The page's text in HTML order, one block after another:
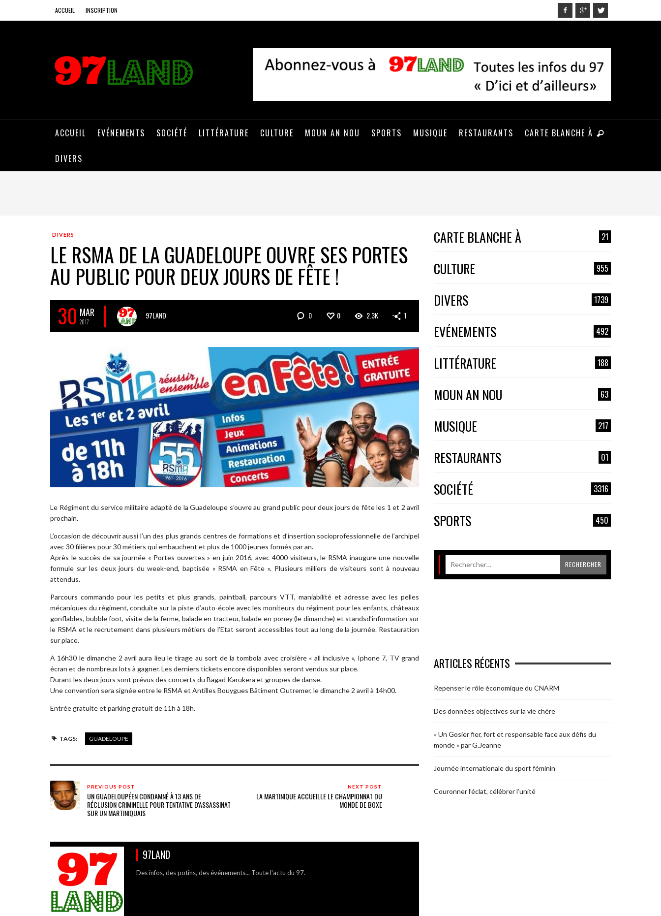
ACCUEIL INSCRIPTION
ACCUEIL EVÉNEMENTS SOCIÉTÉ LITTÉRATURE CULTURE MOUN AN NOU SPORTS MUSIQUE RESTAURANTS CARTE BLANCHE À
DIVERS
DIVERS
LE RSMA DE LA GUADELOUPE OUVRE SES PORTES
AU PUBLIC POUR DEUX JOURS DE FÊTE !
30 MAR
2017
97LAND 0 0 2.3K 1
Le Régiment du service militaire adapté de la Guadeloupe s’ouvre au grand public pour deux jours de fête les 1 et 2 avril
prochain.
L’occasion de découvrir aussi l’un des plus grands centres de formations et d’insertion socioprofessionnelle de l’archipel
avec 30 filières pour 30 métiers qui embauchent et plus de 1000 jeunes formés par an.
Après le succès de sa journée « Portes ouvertes » en juin 2016, avec 4000 visiteurs, le RSMA inaugure une nouvelle
formule sur les deux jours du week-end, baptisée « RSMA en Fête ». Plusieurs milliers de visiteurs sont à nouveau
attendus.
Parcours commando pour les petits et plus grands, paintball, parcours VTT, maniabilité et adresse avec les pelles
mécaniques du régiment, conduite sur la piste d’auto-école avec les moniteurs du régiment pour les enfants, châteaux
gonflables, bubble foot, visite de la ferme, balade en tracteur, balade en poney (le dimanche) et standsd’information sur
le RSMA et le recrutement dans plusieurs métiers de l’Etat seront accessibles tout au long de la journée. Restauration
sur place.
A 16h30 le dimanche 2 avril aura lieu le tirage au sort de la tombola avec croisière « all inclusive », Iphone 7, TV grand
écran et de nombreux lots à gagner. Les derniers tickets encore disponibles seront vendus sur place.
Durant les deux jours sont prévus des concerts du Bagad Karukera et groupes de danse.
Une convention sera signée entre le RSMA et Antilles Bouygues Bâtiment Outremer, le dimanche 2 avril à 14h00.
Entrée gratuite et parking gratuit de 11h à 18h.
TAGS: GUADELOUPE
PREVIOUS POST
UN GUADELOUPÉEN CONDAMNÉ À 13 ANS DE
RÉCLUSION CRIMINELLE POUR TENTATIVE D'ASSASSINAT
SUR UN MARTINIQUAIS
NEXT POST
LA MARTINIQUE ACCUEILLE LE CHAMPIONNAT DU
MONDE DE BOXE
97LAND
Des infos, des potins, des événements... Toute l'actu du 97.
CARTE BLANCHE À 21
CULTURE 955
DIVERS 1739
EVÉNEMENTS 492
LITTÉRATURE 188
MOUN AN NOU 63
MUSIQUE 217
RESTAURANTS 01
SOCIÉTÉ 3316
SPORTS 450
ARTICLES RÉCENTS
Repenser le rôle économique du CNARM
Des données objectives sur la vie chère
« Un Gosier fier, fort et responsable face aux défis du
monde » par G.Jeanne
Journée internationale du sport féminin
Couronner l’éclat, célébrer l’unité